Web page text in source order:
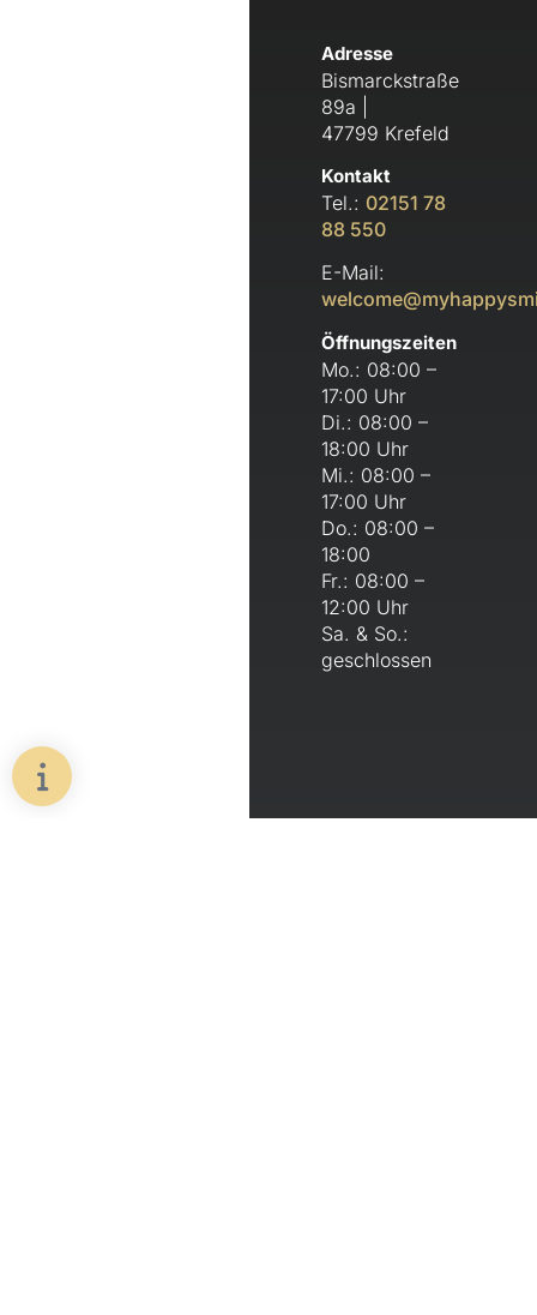
Adresse
Bismarckstraße
89a |
47799 Krefeld
Kontakt
Tel.: 02151 78
88 550
E-Mail:
Öffnungszeiten
Mo.: 08:00 –
17:00 Uhr
Di.: 08:00 –
18:00 Uhr
Mi.: 08:00 –
17:00 Uhr
Do.: 08:00 –
18:00
Fr.: 08:00 –
12:00 Uhr
Sa. & So.:
geschlossen